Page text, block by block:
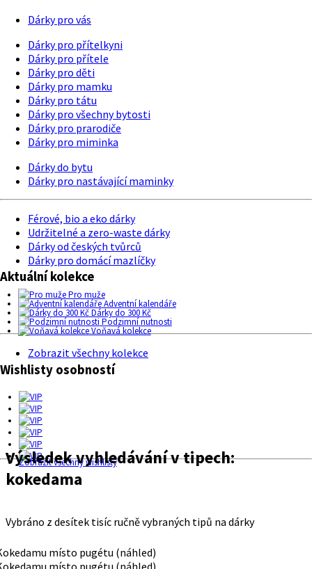
Dárky pro vás
Dárky pro přítelkyni
Dárky pro přítele
Dárky pro děti
Dárky pro mamku
Dárky pro tátu
Dárky pro všechny bytosti
Dárky pro prarodiče
Dárky pro miminka
Dárky do bytu
Dárky pro nastávající maminky
Férové, bio a eko dárky
Udržitelné a zero-waste dárky
Dárky od českých tvůrců
Dárky pro domácí mazlíčky
Aktuální kolekce
Pro muže
Adventní kalendáře
Dárky do 300 Kč
Podzimní nutnosti
Voňavá kolekce
Zobrazit všechny kolekce
Wishlisty osobností
Zobrazit všechny wishlisty
Výsledek vyhledávání v tipech:
kokedama
Vybráno z desítek tisíc ručně vybraných tipů na dárky